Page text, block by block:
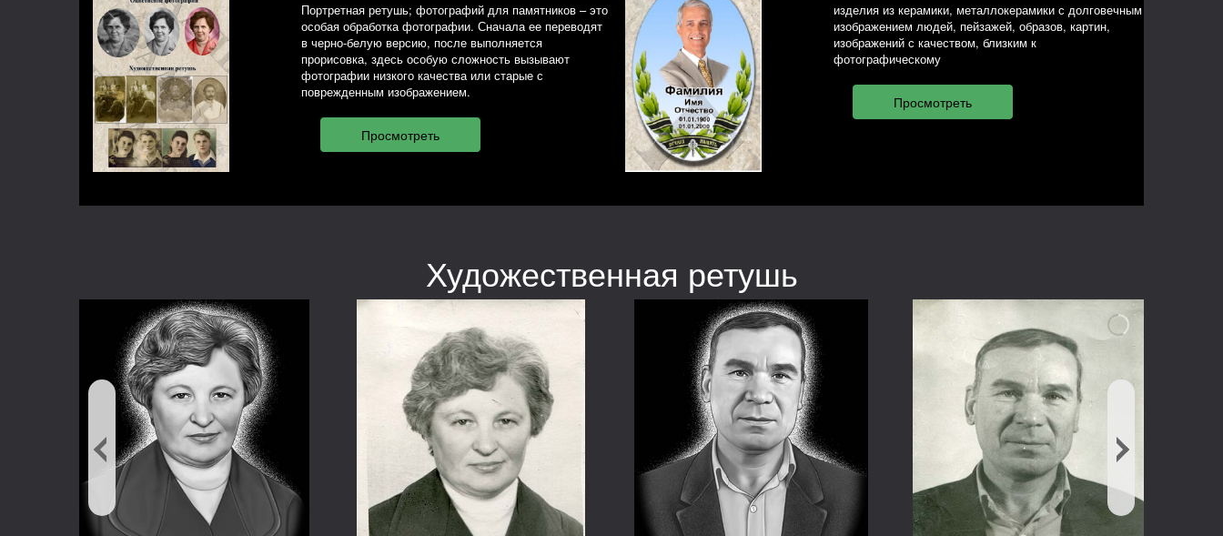
Портретная ретушь; фотографий для памятников – это
особая обработка фотографии. Сначала ее переводят
в черно-белую версию, после выполняется
прорисовка, здесь особую сложность вызывают
фотографии низкого качества или старые с
поврежденным изображением.
изделия из керамики, металлокерамики с долговечным
изображением людей, пейзажей, образов, картин,
изображений с качеством, близким к
фотографическому
Художественная ретушь